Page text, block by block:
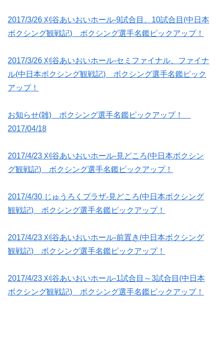
2017/3/26 刈谷あいおいホール-9試合目、10試合目(中日本
ボクシング観戦記) ボクシング選手名鑑ピックアップ！
2017/3/26 刈谷あいおいホール-セミファイナル、ファイナ
ル(中日本ボクシング観戦記) ボクシング選手名鑑ピック
アップ！
お知らせ(雑) ボクシング選手名鑑ピックアップ！
2017/04/18
2017/4/23 刈谷あいおいホール-見どころ(中日本ボクシン
グ観戦記) ボクシング選手名鑑ピックアップ！
2017/4/30 じゅうろくプラザ-見どころ(中日本ボクシング
観戦記) ボクシング選手名鑑ピックアップ！
2017/4/23 刈谷あいおいホール-前置き(中日本ボクシング
観戦記) ボクシング選手名鑑ピックアップ！
2017/4/23 刈谷あいおいホール-1試合目～3試合目(中日本
ボクシング観戦記) ボクシング選手名鑑ピックアップ！